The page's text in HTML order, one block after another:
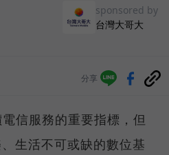
sponsored by
台灣大哥大
分享
信服務的重要指標，但
生活不可或缺的數位基